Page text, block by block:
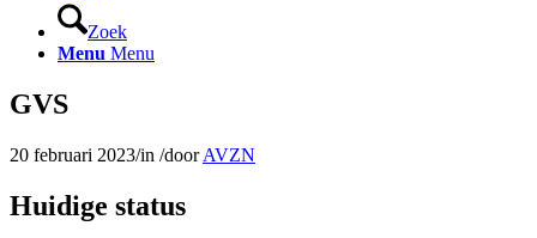
Zoek
Menu Menu
GVS
20 februari 2023/in /doorAVZN
Huidige status